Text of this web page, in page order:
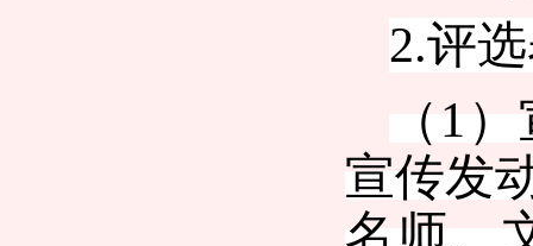
2.评
（ 1）
宣传发
名师、